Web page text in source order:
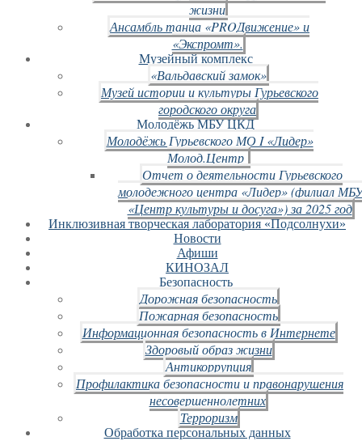
жизни
Ансамбль танца «PROДвижение» и
«Экспромт».
Музейный комплекс
«Вальдавский замок»
Музей истории и культуры Гурьевского
городского округа
Молодёжь МБУ ЦКД
Молодёжь Гурьевского МО I «Лидер»
Молод.Центр
Отчет о деятельности Гурьевского
молодежного центра «Лидер» (филиал
«Центр культуры и досуга») за 2025 год
Инклюзивная творческая лаборатория «Подсолнухи»
Новости
Афиши
КИНОЗАЛ
Безопасность
Дорожная безопасность
Пожарная безопасность
Информационная безопасность в Интернете
Здоровый образ жизни
Антикоррупция
Профилактика безопасности и правонарушения
несовершеннолетних
Терроризм
Обработка персональных данных